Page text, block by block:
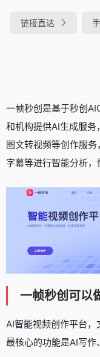
链接直达
一帧秒创是基于秒创
和机构提供AI生成服务
图文转视频等创作服务
字幕等进行智能分析，
一帧秒创可以
AI智能视频创作平台，
最核心的功能是AI写作